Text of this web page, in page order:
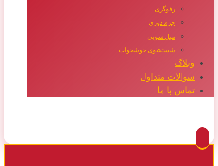
رفوگری
چرم دوزی
مبل شویی
شستشوی خوشخواب
وبلاگ
سوالات متداول
تماس با ما